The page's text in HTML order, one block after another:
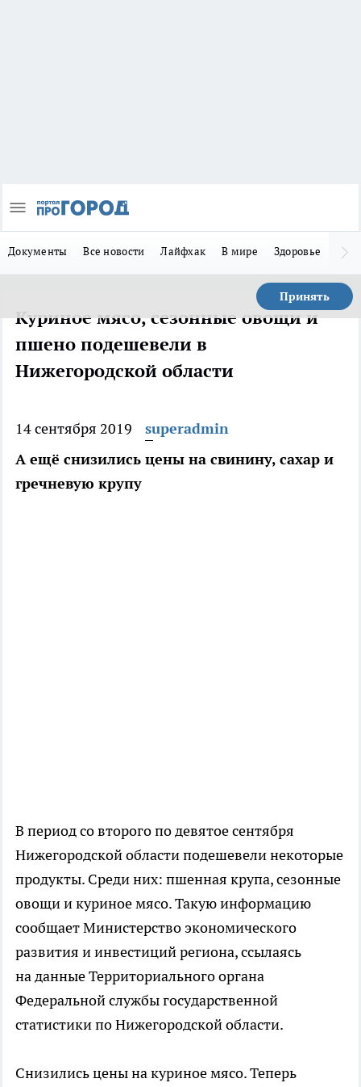
Документы Все новости Лайфхак В мире Здоровье
Принять
Куриное мясо, сезонные овощи и
пшено подешевели в
Нижегородской области
14 сентября 2019
superadmin
А ещё снизились цены на свинину, сахар и
гречневую крупу
В период со второго по девятое сентября
Нижегородской области подешевели некоторые
продукты. Среди них: пшенная крупа, сезонные
овощи и куриное мясо. Такую информацию
сообщает Министерство экономического
развития и инвестиций региона, ссылаясь
на данные Территориального органа
Федеральной службы государственной
статистики по Нижегородской области.
Снизились цены на куриное мясо. Теперь